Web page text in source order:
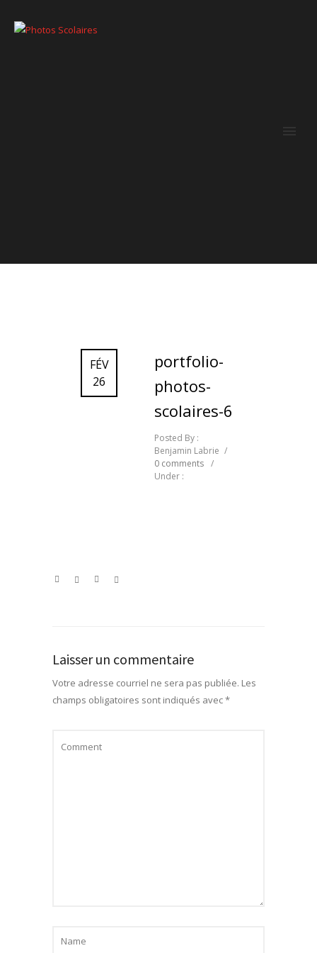
FÉV
26
portfolio-
photos-
scolaires-6
Posted By :
Benjamin Labrie /
0 comments /
Under :
Laisser un commentaire
Votre adresse courriel ne sera pas publiée. Les
champs obligatoires sont indiqués avec*